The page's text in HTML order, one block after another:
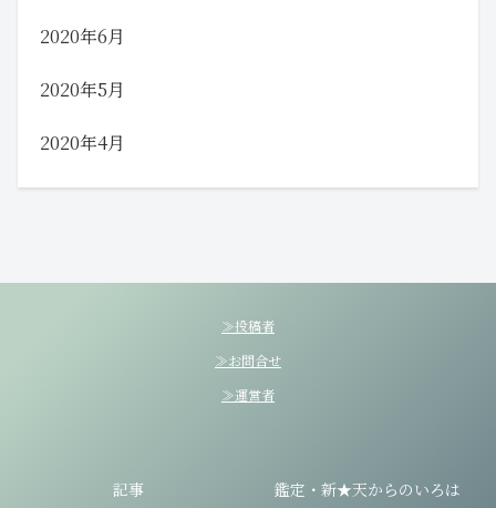
2020年6月
2020年5月
2020年4月
≫投稿者
≫お問合せ
≫運営者
記事
鑑定・新★天からのいろは